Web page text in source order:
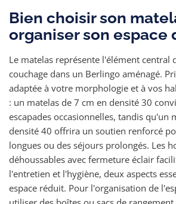
Bien choisir son
organiser son espace
Le matelas représente l'élément central
couchage dans un Berlingo aménagé.
adaptée à votre morphologie et à vos
: un matelas de 7 cm en densité 30
escapades occasionnelles, tandis qu'un
densité 40 offrira un soutien renforcé
longues ou des séjours prolongés. Les
déhoussables avec fermeture éclair
l'entretien et l'hygiène, deux aspects
espace réduit. Pour l'organisation de